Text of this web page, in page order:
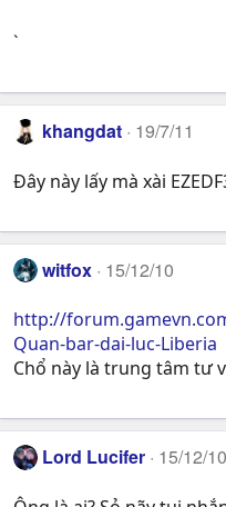
`
khangdat 19/7/11
Đây này lấy mà xài
witfox 15/12/10
http://
Quan-bar-dai-luc-Liberia
Chổ này là trung tâm tư
Lord Lucifer 15/12/10